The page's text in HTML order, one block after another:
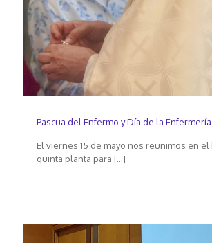
Pascua del Enfermo y Día de la Enfermería
El viernes 15 de mayo nos reunimos en el
quinta planta para […]